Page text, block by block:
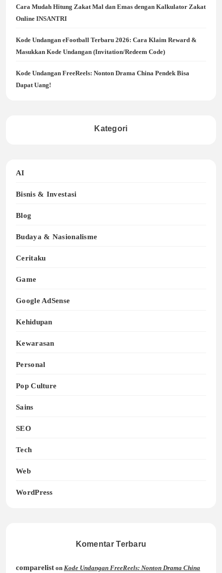
Cara Mudah Hitung Zakat Mal dan Emas dengan Kalkulator Zakat
Online INSANTRI
Kode Undangan eFootball Terbaru 2026: Cara Klaim Reward &
Masukkan Kode Undangan (Invitation/Redeem Code)
Kode Undangan FreeReels: Nonton Drama China Pendek Bisa
Dapat Uang!
Kategori
AI
Bisnis & Investasi
Blog
Budaya & Nasionalisme
Ceritaku
Game
Google AdSense
Kehidupan
Kewarasan
Personal
Pop Culture
Sains
SEO
Tech
Web
WordPress
Komentar Terbaru
comparelist on Kode Undangan FreeReels: Nonton Drama China